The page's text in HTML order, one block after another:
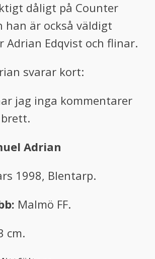
dåligt på Counter
han är också väldigt
Adrian Edqvist och flinar.
svarar kort:
jag inga kommentarer
Adrian
1998, Blentarp.
Malmö FF.
cm.